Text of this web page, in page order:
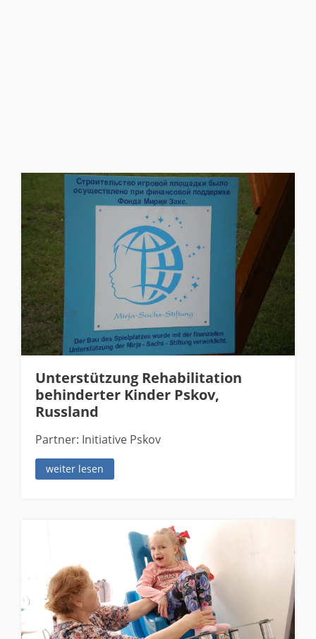
Unterstützung Rehabilitation
behinderter Kinder Pskov,
Russland
Partner: Initiative Pskov
weiter lesen